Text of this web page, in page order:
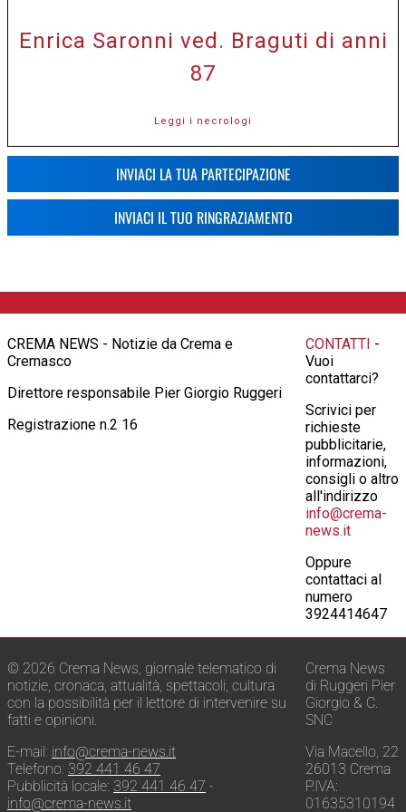
Enrica Saronni ved. Braguti di anni
87
Leggi i necrologi
INVIACI LA TUA PARTECIPAZIONE
INVIACI IL TUO RINGRAZIAMENTO
CREMA NEWS - Notizie da Crema e
Cremasco
Direttore responsabile Pier Giorgio Ruggeri
Registrazione n.2 16
CONTATTI -
Vuoi
contattarci?
Scrivici per
richieste
pubblicitarie,
informazioni,
consigli o altro
all'indirizzo
info@crema-
news.it
Oppure
contattaci al
numero
3924414647
© 2026 Crema News, giornale telematico di
notizie, cronaca, attualità, spettacoli, cultura
con la possibilità per il lettore di intervenire su
fatti e opinioni.
E-mail: info@crema-news.it
Telefono: 392 441 46 47
Pubblicità locale: 392 441 46 47 -
info@crema-news.it
Crema News
di Ruggeri Pier
Giorgio & C.
SNC
Via Macello, 22
26013 Crema
P.IVA:
01635310194